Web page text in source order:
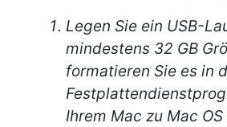
Legen Sie ein USB-
mindestens 32 GB
formatieren Sie es in
Ihrem Mac zu Mac